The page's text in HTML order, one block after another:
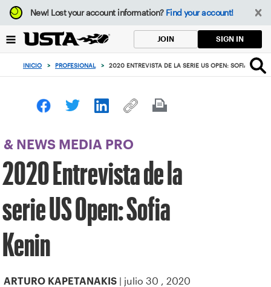
Enfoque
desde
botón
volver
principio
New!Lost your account information? Find your account!
JOIN SIGN IN
INICIO > PROFESIONAL > 2020 ENTREVISTA DE LA SERIE US OPEN: SOFIA KENIN
& NEWS MEDIA PRO
2020 Entrevista de la
serie US Open: Sofia
Kenin
ARTURO KAPETANAKIS | julio 30 , 2020